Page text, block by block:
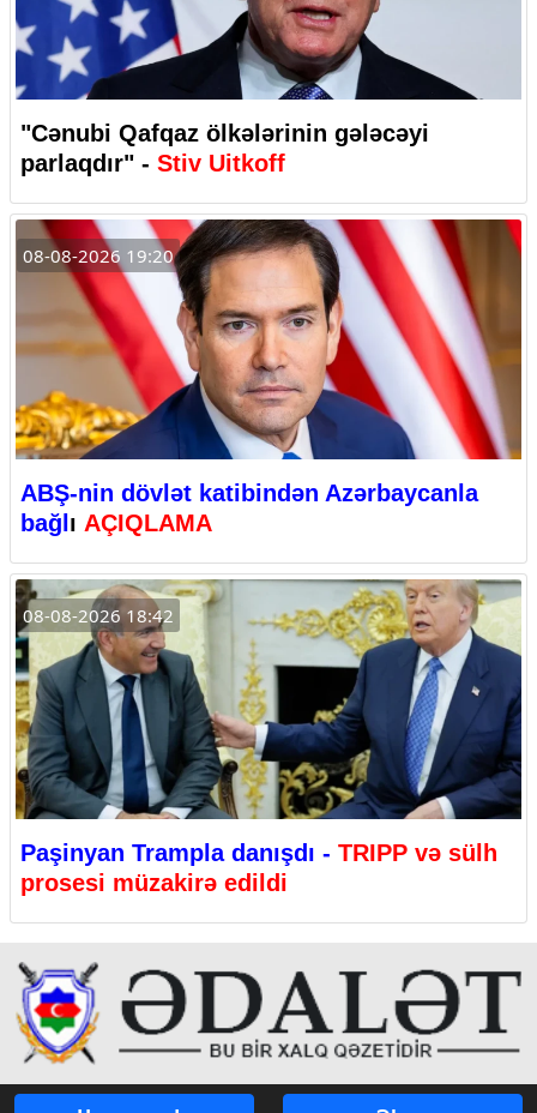
"Cənubi Qafqaz ölkələrinin gələcəyi
parlaqdır" - Stiv Uitkoff
08-08-2026 19:20
ABŞ-nin dövlət katibindən Azərbaycanla
bağl ı AÇIQLAMA
08-08-2026 18:42
Paşinyan Trampla danışdı - TRIPP və sülh
prosesi müzakirə edildi